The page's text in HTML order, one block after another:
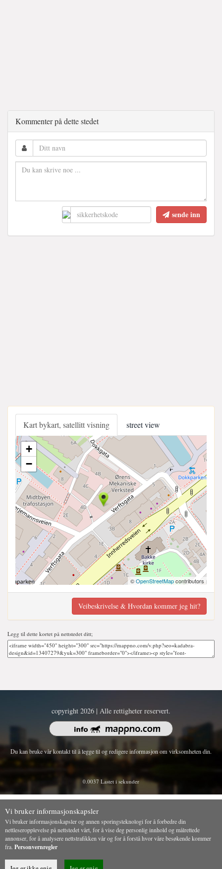
Kommenter på dette stedet
sende inn
Kart bykart, satellitt visning street view
+
−
©OpenStreetMapcontributors
Veibeskrivelse & Hvordan kommer jeg hit?
Legg til dette kortet på nettstedet ditt;
copyright 2026 | Alle rettigheter reservert.
Du kan bruke vår kontakt til å legge til og redigere informasjon om virksomheten din.
0.0037 Lastet i sekunder
Vi bruker informasjonskapsler
Vi bruker informasjonskapsler og annen sporingsteknologi for å forbedre din
nettleseropplevelse på nettstedet vårt, for å vise deg personlig innhold og målrettede
annonser, for å analysere nettstrafikken vår og for å forstå hvor våre besøkende kommer
fra. Personvernregler